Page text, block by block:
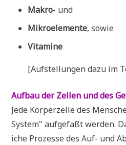
Makro- und
Mikro­ele­men­te, sowie
Vit­ami­ne
[Auf­stel­lun­gen dazu im
Auf­bau der Zel­len und des
Jede Kör­per­zel­le des
System" auf­ge­faßt wer­den.
i­che Pro­zes­se des Auf- und